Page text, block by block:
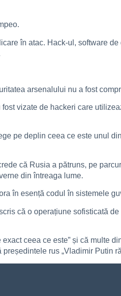
în atac. Hack-ul, software
arsenalului nu a fost
vizate de hackeri care
pe deplin ceea ce este unul
că Rusia a pătruns, pe
din întreaga lume.
în esență codul în sistemele
că o operațiune sofisticată
ceea ce este” și că multe
rus „Vladimir Putin